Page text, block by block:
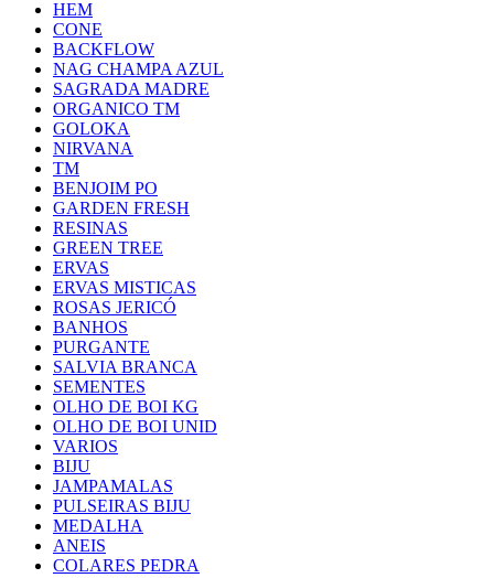
HEM
CONE
BACKFLOW
NAG CHAMPA AZUL
SAGRADA MADRE
ORGANICO TM
GOLOKA
NIRVANA
TM
BENJOIM PO
GARDEN FRESH
RESINAS
GREEN TREE
ERVAS
ERVAS MISTICAS
ROSAS JERICÓ
BANHOS
PURGANTE
SALVIA BRANCA
SEMENTES
OLHO DE BOI KG
OLHO DE BOI UNID
VARIOS
BIJU
JAMPAMALAS
PULSEIRAS BIJU
MEDALHA
ANEIS
COLARES PEDRA